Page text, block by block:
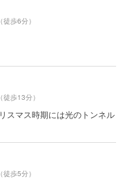
（徒歩6分）
（徒歩13分）
スマス時期には光のトンネル
（徒歩5分）